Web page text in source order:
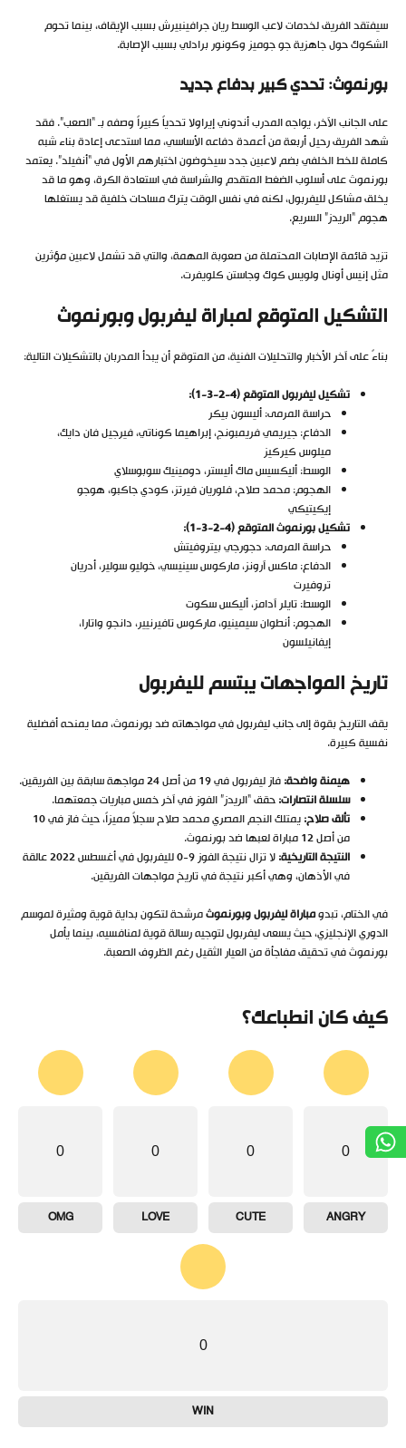
سيفتقد الفريق لخدمات لاعب الوسط ريان جرافينبيرش بسبب الإيقاف، بينما تحوم
الشكوك حول جاهزية جو جوميز وكونور برادلي بسبب الإصابة.
بورنموث: تحدي كبير بدفاع جديد
على الجانب الآخر، يواجه المدرب أندوني إيراولا تحدياً كبيراً وصفه بـ “الصعب”. فقد
شهد الفريق رحيل أربعة من أعمدة دفاعه الأساسي، مما استدعى إعادة بناء شبه
كاملة للخط الخلفي بضم لاعبين جدد سيخوضون اختبارهم الأول في “أنفيلد”. يعتمد
بورنموث على أسلوب الضغط المتقدم والشراسة في استعادة الكرة، وهو ما قد
يخلق مشاكل لليفربول، لكنه في نفس الوقت يترك مساحات خلفية قد يستغلها
هجوم “الريدز” السريع.
تزيد قائمة الإصابات المحتملة من صعوبة المهمة، والتي قد تشمل لاعبين مؤثرين
مثل إنيس أونال ولويس كوك وجاستن كلويفرت.
التشكيل المتوقع لمباراة ليفربول وبورنموث
بناءً على آخر الأخبار والتحليلات الفنية، من المتوقع أن يبدأ المدربان بالتشكيلات التالية:
تشكيل ليفربول المتوقع (4-2-3-1
):
حراسة المرمى: أليسون بيكر
الدفاع: جيريمي فريمبونج، إبراهيما كوناتي، فيرجيل فان دايك،
ميلوس كيركيز
الوسط: أليكسيس ماك أليستر، دومينيك سوبوسلاي
الهجوم: محمد صلاح، فلوريان فيرتز، كودي جاكبو، هوجو
إيكيتيكي
تشكيل بورنموث المتوقع (4-2-3-1
):
حراسة المرمى: دجورجي بيتروفيتش
الدفاع: ماكس آرونز، ماركوس سينيسي، خوليو سولير، أدريان
تروفيرت
الوسط: تايلر آدامز، أليكس سكوت
الهجوم: أنطوان سيمينيو، ماركوس تافيرنيير، دانجو واتارا،
إيفانيلسون
تاريخ المواجهات يبتسم لليفربول
يقف التاريخ بقوة إلى جانب ليفربول في مواجهاته ضد بورنموث، مما يمنحه أفضلية
نفسية كبيرة.
هيمنة واضحة:فاز ليفربول في 19 من أصل 24 مواجهة سابقة بين الفريقين.
سلسلة انتصارات:حقق “الريدز” الفوز في آخر خمس مباريات جمعتهما.
تألق صلاح:
يمتلك النجم المصري محمد صلاح سجلاً مميزاً، حيث فاز في 10
من أصل 12 مباراة لعبها ضد بورنموث.
النتيجة التاريخية:
لا تزال نتيجة الفوز 9-0 لليفربول في أغسطس 2022 عالقة
في الأذهان، وهي أكبر نتيجة في تاريخ مواجهات الفريقين.
في الختام، تبدومباراة ليفربول وبورنموثمرشحة لتكون بداية قوية ومثيرة لموسم
الدوري الإنجليزي، حيث يسعى ليفربول لتوجيه رسالة قوية لمنافسيه، بينما يأمل
بورنموث في تحقيق مفاجأة من العيار الثقيل رغم الظروف الصعبة.
كيف كان انطباعك؟
0
ANGRY
0
CUTE
0
LOVE
0
OMG
0
WIN